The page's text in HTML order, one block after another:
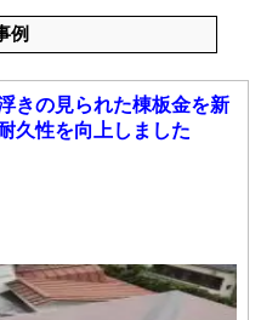
例
きの見られた棟板金を新
久性を向上しました